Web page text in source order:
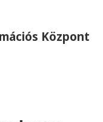
Központ